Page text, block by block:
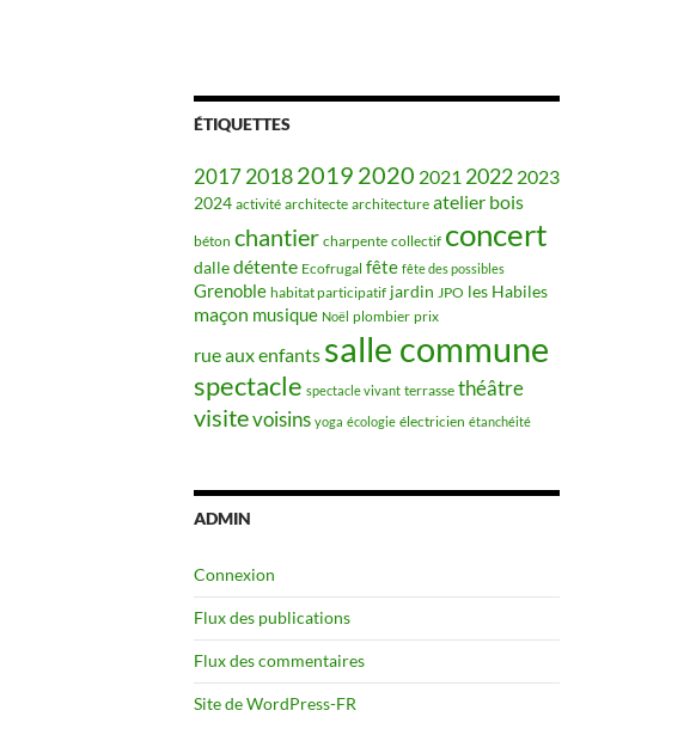
ÉTIQUETTES
201720182019 2020 2021 2022 2023
2024 activité architecte architecture atelier bois
béton chantier charpente collectif concert
dalledétente Ecofrugal fête fête des possibles
Grenoble habitat participatif jardin JPO les Habiles
maçon musique Noël plombier prix
rue aux enfants salle commune
spectacle spectacle vivant terrasse théâtre
visitevoisins yoga écologie électricien étanchéité
ADMIN
Connexion
Flux des publications
Flux des commentaires
Site de WordPress-FR